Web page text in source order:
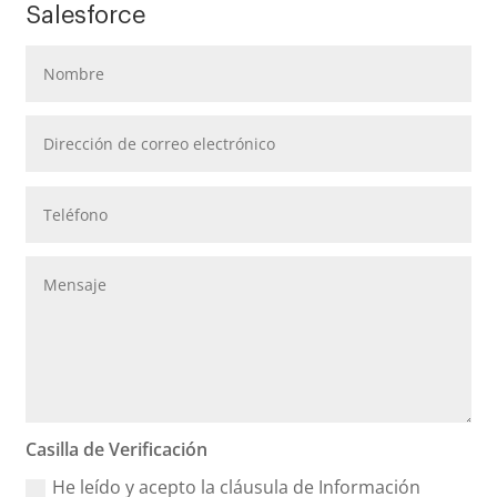
Salesforce
Casilla de Verificación
He leído y acepto la cláusula de Información